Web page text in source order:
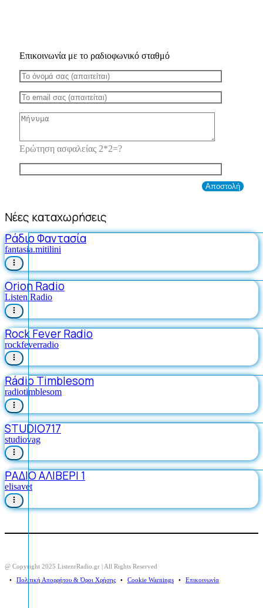
Επικοινωνία με το ραδιοφωνικό σταθμό
Ερώτηση ασφαλείας 2*2=?
Νέες καταχωρήσεις
Ράδιο Φαντασία
fantasia.mitilini
Orion Radio
Listen Radio
Rock Fever Radio
rockfeverradio
Rádio Timblesom
radiotimblesom
STUDIO717
studiovag
ΡΑΔΙΟ ΑΛΙΒΕΡΙ 1
elisavet
@ Copyright 2025 ListenrRadio.gr | All Rights Reserved
⠀•⠀ Πολιτική Απορρήτου & Όροι Χρήσης ⠀•⠀ Cookie Warnings ⠀•⠀ Επικοινωνία